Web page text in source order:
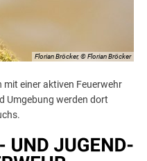
Florian Bröcker, © Florian Bröcker
einer aktiven Feuerwehr
Umgebung werden dort